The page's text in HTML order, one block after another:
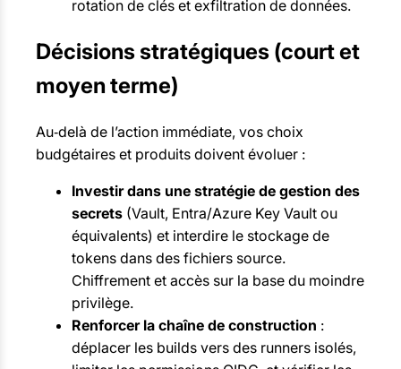
rotation de clés et exfiltration de données.
Décisions stratégiques (court et
moyen terme)
Au‑delà de l’action immédiate, vos choix
budgétaires et produits doivent évoluer :
Investir dans une stratégie de gestion des
secrets (Vault, Entra/Azure Key Vault ou
équivalents) et interdire le stockage de
tokens dans des fichiers source.
Chiffrement et accès sur la base du moindre
privilège.
Renforcer la chaîne de construction :
déplacer les builds vers des runners isolés,